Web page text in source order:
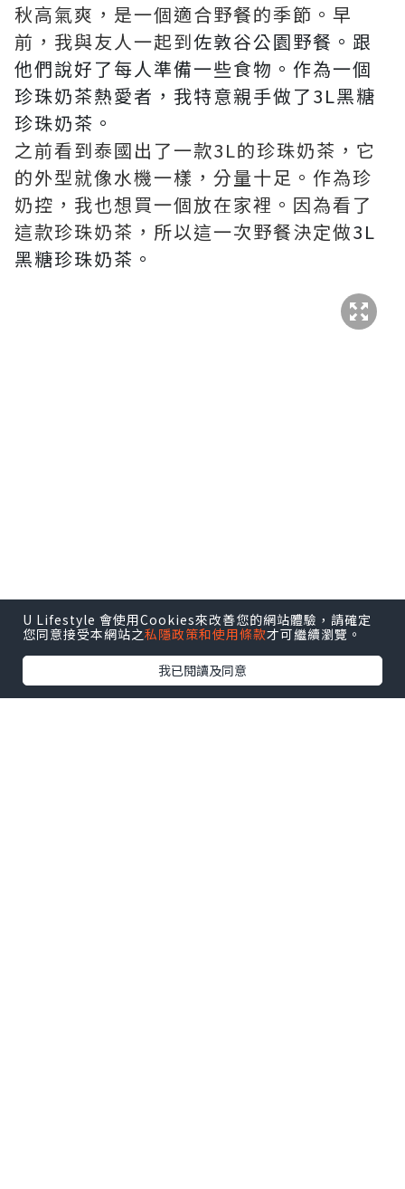
秋高氣爽，是一個適合野餐的季節。早
前，我與友人一起到佐敦谷公園野餐。跟
他們說好了每人準備一些食物。作為一個
珍珠奶茶熱愛者，我特意親手做了3L黑糖
珍珠奶茶。
之前看到泰國出了一款3L的珍珠奶茶，它
的外型就像水機一樣，分量十足。作為珍
奶控，我也想買一個放在家裡。因為看了
這款珍珠奶茶，所以這一次野餐決定做3L
黑糖珍珠奶茶。
U Lifestyle 會使用Cookies來改善您的網站體驗，請確定
您同意接受本網站之私隱政策和使用條款才可繼續瀏覽。
我已閱讀及同意